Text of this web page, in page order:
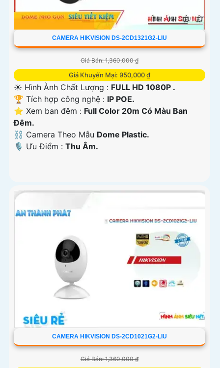
CAMERA HIKVISION DS-2CD1321G2-LIU
Giá Bán: 1,360,000 ₫
Giá Khuyến Mại: 950,000 ₫
☀️ Hình Ành Chất Lượng : FULL HD 1080P .
🏆 Tích hợp công nghệ : IP POE.
⭐ Xem ban đêm : Full Color 20m Có Màu Ban
Ðêm.
⛓ Camera Theo Mẫu Dome Plastic.
️🎙 Ưu Điểm : Thu Âm.
CAMERA HIKVISION DS-2CD1021G2-LIU
Giá Bán: 1,360,000 ₫